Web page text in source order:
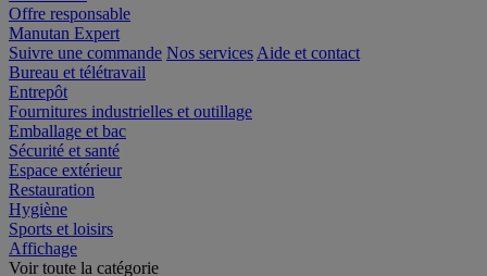
Promotions
Offre responsable
Manutan Expert
Suivre une commande
Bureau et télétravail
Entrepôt
Fournitures industrielles et outillage
Emballage et bac
Sécurité et santé
Espace extérieur
Restauration
Hygiène
Sports et loisirs
Affichage